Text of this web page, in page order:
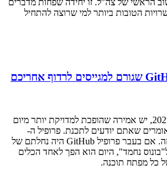
הראשי של צה"ל. זו יחידה שפחות מדברים
הטובות ביותר למי שרוצה להתחיל
בעולם הטכנולוגי של סוף 2025, יש אמירה שהופכת למדויקת יותר מיום
שאתם יודעים לתכנת. פרופיל ה-
GitHub שלכם מוכיח את זה. אם בעבר פרופיל GitHub היה נחלתם של
נחמד", היום הוא הפך לאחד הכלים
כל מפתח תוכנה.